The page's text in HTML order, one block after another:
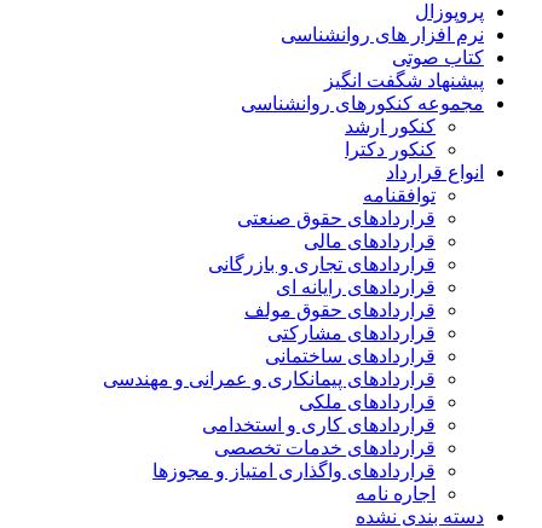
پروپوزال
نرم افزار های روانشناسی
کتاب صوتی
پیشنهاد شگفت انگیز
مجموعه کنکورهای روانشناسی
کنکور ارشد
کنکور دکترا
انواع قرارداد
توافقنامه
قراردادهای حقوق صنعتی
قراردادهای مالی
قراردادهای تجاری و بازرگانی
قراردادهای رایانه ای
قراردادهای حقوق مولف
قراردادهای مشارکتی
قراردادهای ساختمانی
قراردادهای پیمانکاری و عمرانی و مهندسی
قراردادهای ملکی
قراردادهای کاری و استخدامی
قراردادهای خدمات تخصصی
قراردادهای واگذاری امتیاز و مجوزها
اجاره نامه
دسته بندی نشده